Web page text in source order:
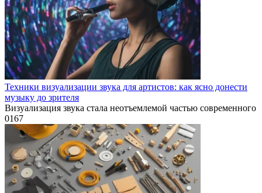
Техники визуализации звука для артистов: как ясно донести
музыку до зрителя
Визуализация звука стала неотъемлемой частью современного
0167